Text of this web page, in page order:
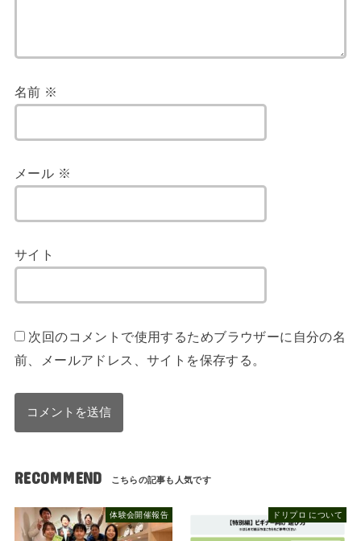
名前 ※
メール ※
サイト
次回のコメントで使用するためブラウザーに自分の名
前、メールアドレス、サイトを保存する。
RECOMMEND
体験会開催報告 ドリプロ について